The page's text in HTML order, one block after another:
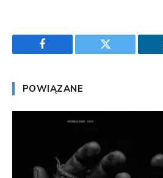
Facebook Twitter
POWIĄZANE